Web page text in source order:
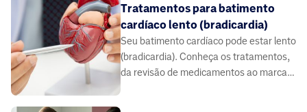
Tratamentos para batimento
cardíaco lento (bradicardia)
Seu batimento cardíaco pode estar lento
(bradicardia). Conheça os tratamentos,
da revisão de medicamentos ao marca-